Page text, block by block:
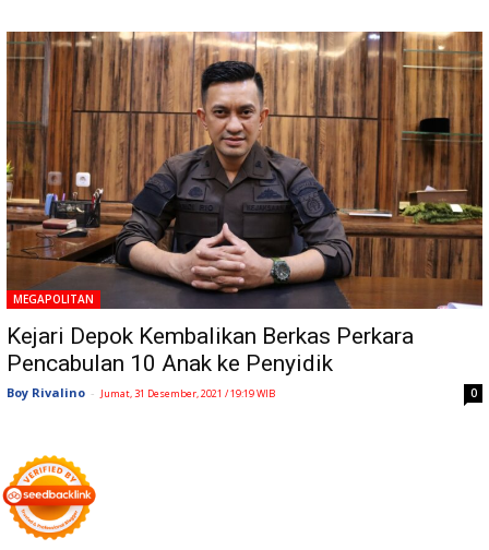
MEGAPOLITAN
Kejari Depok Kembalikan Berkas Perkara
Pencabulan 10 Anak ke Penyidik
Boy Rivalino - Jumat, 31 Desember, 2021 / 19:19 WIB 0